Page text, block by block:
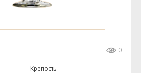
0
Крепость